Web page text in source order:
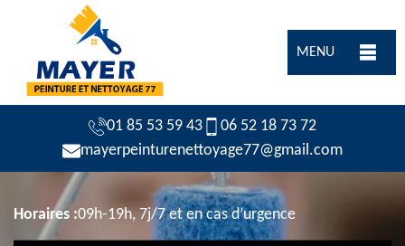
MENU
01 85 53 59 43
06 52 18 73 72
mayerpeinturenettoyage77@gmail.com
Horaires :09h-19h, 7j/7 et en cas d’urgence